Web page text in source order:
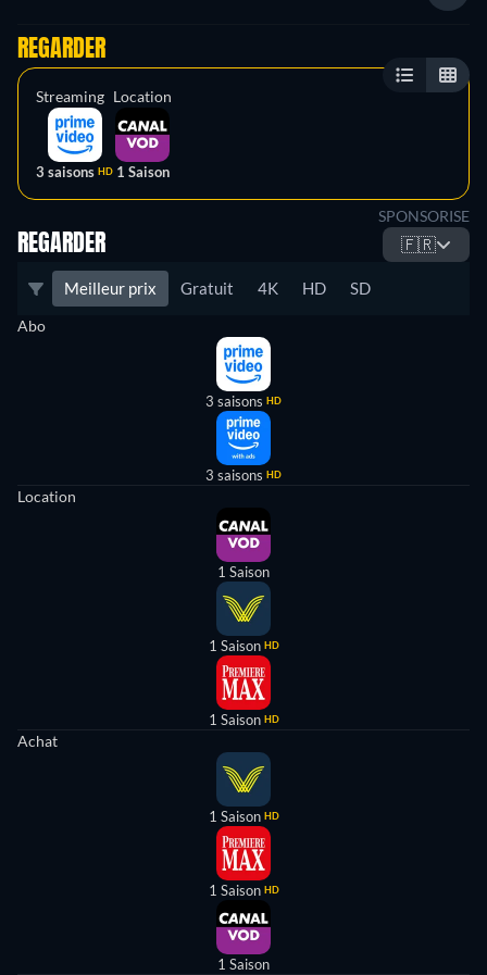
REGARDER
Streaming
3 saisons HD
Location
1 Saison
SPONSORISE
REGARDER 🇫🇷
Meilleur prix Gratuit 4K HD SD
Abo
3 saisons HD
3 saisons HD
Location
1 Saison
1 Saison HD
1 Saison HD
Achat
1 Saison HD
1 Saison HD
1 Saison